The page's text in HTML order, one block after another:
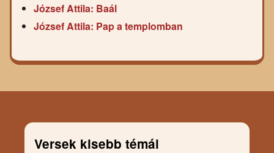
József Attila: Baál
József Attila: Pap a templomban
Versek kisebb témái